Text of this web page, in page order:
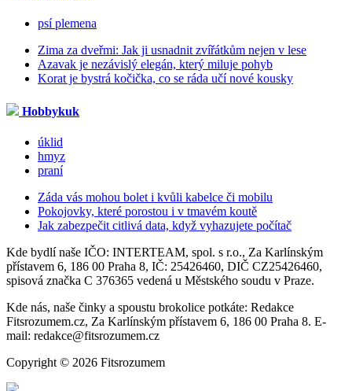
psí plemena
Zima za dveřmi: Jak ji usnadnit zvířátkům nejen v lese
Azavak je nezávislý elegán, který miluje pohyb
Korat je bystrá kočička, co se ráda učí nové kousky
Hobbykuk
úklid
hmyz
praní
Záda vás mohou bolet i kvůli kabelce či mobilu
Pokojovky, které porostou i v tmavém koutě
Jak zabezpečit citlivá data, když vyhazujete počítač
Kde bydlí naše IČO: INTERTEAM, spol. s r.o., Za Karlínským
přístavem 6, 186 00 Praha 8, IČ: 25426460, DIČ CZ25426460,
spisová značka C 376365 vedená u Městského soudu v Praze.
Kde nás, naše činky a spoustu brokolice potkáte: Redakce
Fitsrozumem.cz, Za Karlínským přístavem 6, 186 00 Praha 8. E-
mail: redakce@fitsrozumem.cz
Copyright © 2026 Fitsrozumem